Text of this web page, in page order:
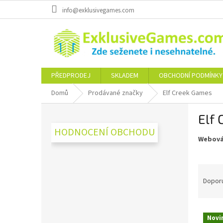
info@exklusivegames.com
PŘEDPRODEJ SKLADEM OBCHODNÍ PODMÍNKY
Domů
Prodávané značky Elf Creek Games
HODNOCENÍ OBCHODU
Elf
nV